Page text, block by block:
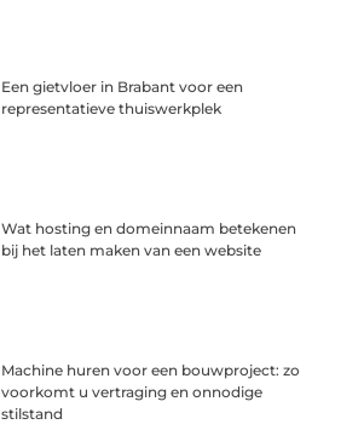
Een gietvloer in Brabant voor een
representatieve thuiswerkplek
Wat hosting en domeinnaam betekenen
bij het laten maken van een website
Machine huren voor een bouwproject: zo
voorkomt u vertraging en onnodige
stilstand